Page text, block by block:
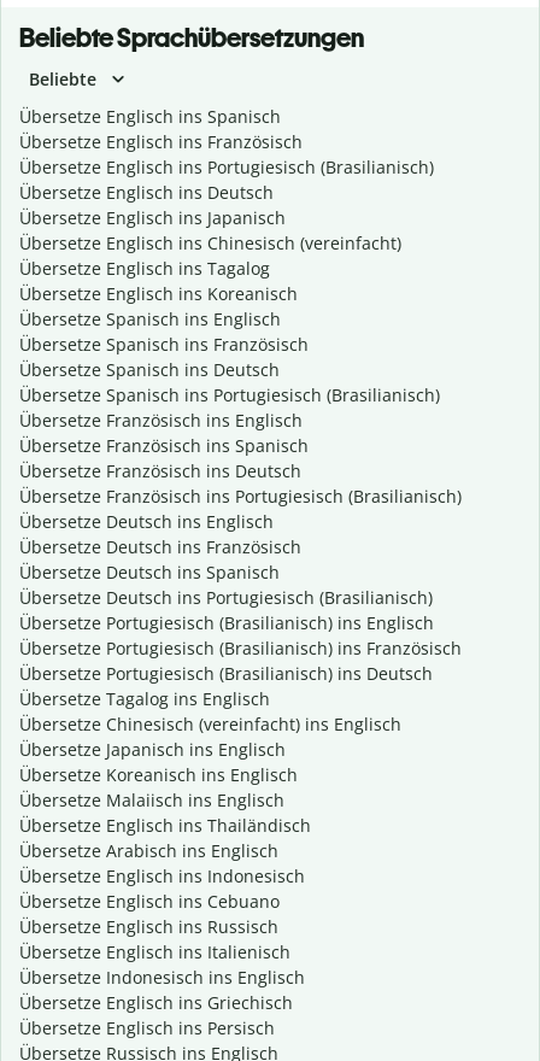
Beliebte Sprachübersetzungen
Beliebte
Übersetze Englisch ins Spanisch
Übersetze Englisch ins Französisch
Übersetze Englisch ins Portugiesisch (Brasilianisch)
Übersetze Englisch ins Deutsch
Übersetze Englisch ins Japanisch
Übersetze Englisch ins Chinesisch (vereinfacht)
Übersetze Englisch ins Tagalog
Übersetze Englisch ins Koreanisch
Übersetze Spanisch ins Englisch
Übersetze Spanisch ins Französisch
Übersetze Spanisch ins Deutsch
Übersetze Spanisch ins Portugiesisch (Brasilianisch)
Übersetze Französisch ins Englisch
Übersetze Französisch ins Spanisch
Übersetze Französisch ins Deutsch
Übersetze Französisch ins Portugiesisch (Brasilianisch)
Übersetze Deutsch ins Englisch
Übersetze Deutsch ins Französisch
Übersetze Deutsch ins Spanisch
Übersetze Deutsch ins Portugiesisch (Brasilianisch)
Übersetze Portugiesisch (Brasilianisch) ins Englisch
Übersetze Portugiesisch (Brasilianisch) ins Französisch
Übersetze Portugiesisch (Brasilianisch) ins Deutsch
Übersetze Tagalog ins Englisch
Übersetze Chinesisch (vereinfacht) ins Englisch
Übersetze Japanisch ins Englisch
Übersetze Koreanisch ins Englisch
Übersetze Malaiisch ins Englisch
Übersetze Englisch ins Thailändisch
Übersetze Arabisch ins Englisch
Übersetze Englisch ins Indonesisch
Übersetze Englisch ins Cebuano
Übersetze Englisch ins Russisch
Übersetze Englisch ins Italienisch
Übersetze Indonesisch ins Englisch
Übersetze Englisch ins Griechisch
Übersetze Englisch ins Persisch
Übersetze Russisch ins Englisch